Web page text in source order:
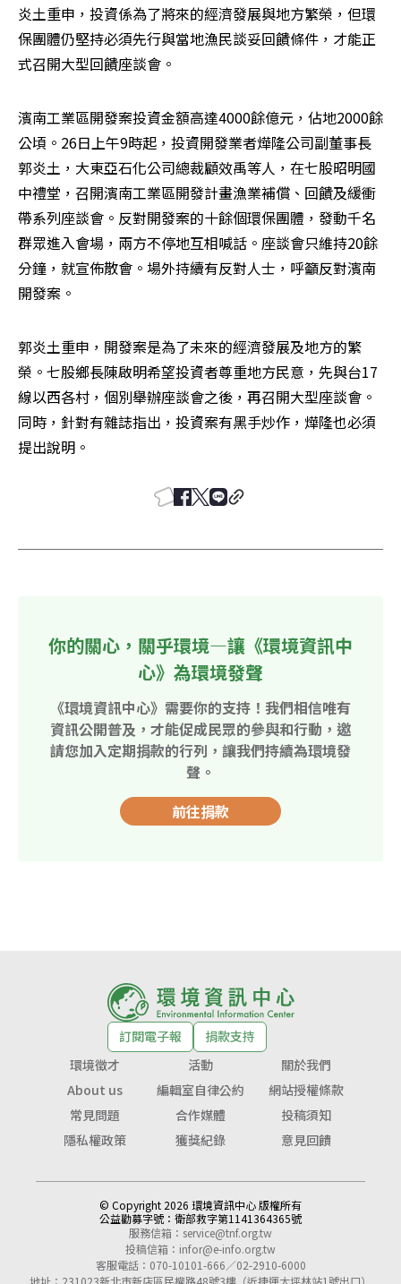
炎土重申，投資係為了將來的經濟發展與地方繁榮，但環
保團體仍堅持必須先行與當地漁民談妥回饋條件，才能正
式召開大型回饋座談會。
濱南工業區開發案投資金額高達4000餘億元，佔地2000餘
公頃。26日上午9時起，投資開發業者燁隆公司副董事長
郭炎土，大東亞石化公司總裁顧效禹等人，在七股昭明國
中禮堂，召開濱南工業區開發計畫漁業補償、回饋及緩衝
帶系列座談會。反對開發案的十餘個環保團體，發動千名
群眾進入會場，兩方不停地互相喊話。座談會只維持20餘
分鐘，就宣佈散會。場外持續有反對人士，呼籲反對濱南
開發案。
郭炎土重申，開發案是為了未來的經濟發展及地方的繁
榮。七股鄉長陳啟明希望投資者尊重地方民意，先與台17
線以西各村，個別舉辦座談會之後，再召開大型座談會。
同時，針對有雜誌指出，投資案有黑手炒作，燁隆也必須
提出說明。
你的關心，關乎環境—讓《環境資訊中
心》為環境發聲
《環境資訊中心》需要你的支持！我們相信唯有
資訊公開普及，才能促成民眾的參與和行動，邀
請您加入定期捐款的行列，讓我們持續為環境發
聲。
前往捐款
訂閱電子報
捐款支持
環境徵才
活動
關於我們
About us
編輯室自律公約
網站授權條款
常見問題
合作媒體
投稿須知
隱私權政策
獲獎紀錄 意見回饋
© Copyright 2026 環境資訊中心 版權所有
公益勸募字號： 衛部救字第1141364365號
服務信箱： service@tnf.org.tw
投稿信箱： infor@e-info.org.tw
客服電話：070-10101-666／02-2910-6000
地址：231023新北市新店區民權路48號3樓（近捷運大坪林站1號出口）